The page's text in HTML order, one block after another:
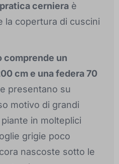
cerniera è
la copertura di cuscini
comprende un
cm e una federa 70
presentano su
motivo di grandi
in molteplici
grigie poco
nascoste sotto le